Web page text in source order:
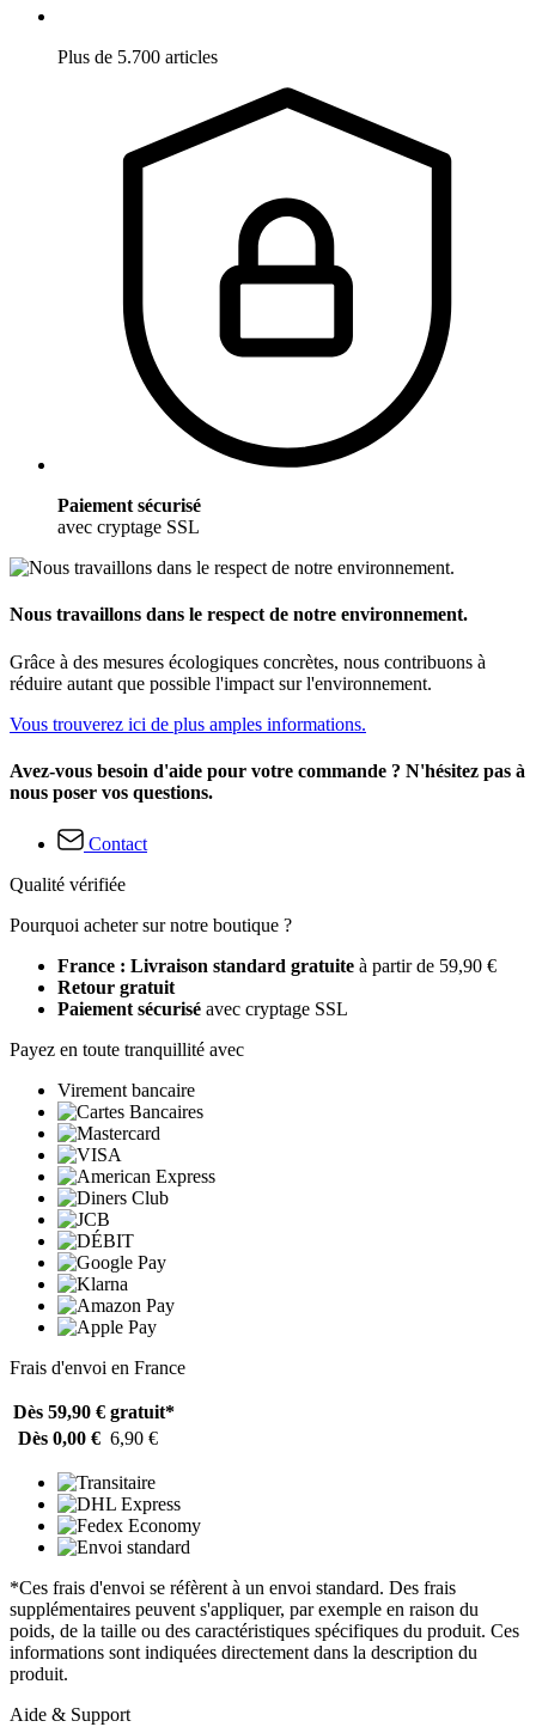
Plus de 5.700 articles
Paiement sécurisé
avec cryptage SSL
Nous travaillons dans le respect de notre environnement.
Grâce à des mesures écologiques concrètes, nous contribuons à
réduire autant que possible l'impact sur l'environnement.
Vous trouverez ici de plus amples informations.
Avez-vous besoin d'aide pour votre commande ? N'hésitez pas à
nous poser vos questions.
Contact
Qualité vérifiée
Pourquoi acheter sur notre boutique ?
France : Livraison standard gratuite à partir de 59,90 €
Retour gratuit
Paiement sécurisé avec cryptage SSL
Payez en toute tranquillité avec
Virement bancaire
Frais d'envoi en France
Dès 59,90 € gratuit*
Dès 0,00 € 6,90 €
*Ces frais d'envoi se réfèrent à un envoi standard. Des frais
supplémentaires peuvent s'appliquer, par exemple en raison du
poids, de la taille ou des caractéristiques spécifiques du produit. Ces
informations sont indiquées directement dans la description du
produit.
Aide & Support